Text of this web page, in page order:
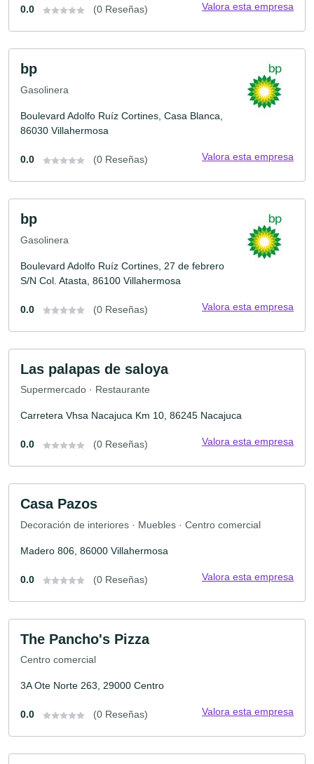
0.0 (0 Reseñas) Valora esta empresa
bp
Gasolinera
Boulevard Adolfo Ruíz Cortines, Casa Blanca,
86030 Villahermosa
0.0 (0 Reseñas) Valora esta empresa
bp
Gasolinera
Boulevard Adolfo Ruíz Cortines, 27 de febrero
S/N Col. Atasta, 86100 Villahermosa
0.0 (0 Reseñas) Valora esta empresa
Las palapas de saloya
Supermercado · Restaurante
Carretera Vhsa Nacajuca Km 10, 86245 Nacajuca
0.0 (0 Reseñas) Valora esta empresa
Casa Pazos
Decoración de interiores · Muebles · Centro comercial
Madero 806, 86000 Villahermosa
0.0 (0 Reseñas) Valora esta empresa
The Pancho's Pizza
Centro comercial
3A Ote Norte 263, 29000 Centro
0.0 (0 Reseñas) Valora esta empresa